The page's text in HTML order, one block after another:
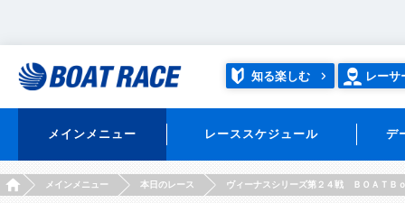
知る楽しむ レーサ
メインメニュー レーススケジュール デ
HOMEメインメニュー 本日のレース ヴィーナスシリーズ第２４戦 ＢＯＡＴＢ